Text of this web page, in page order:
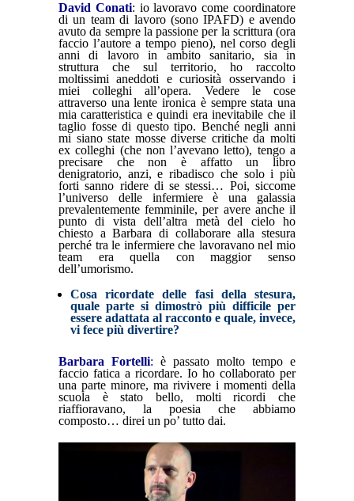
David Conati: io lavoravo come coordinatore
di un team di lavoro (sono IPAFD) e avendo
avuto da sempre la passione per la scrittura (ora
faccio l’autore a tempo pieno), nel corso degli
anni di lavoro in ambito sanitario, sia in
struttura che sul territorio, ho raccolto
moltissimi aneddoti e curiosità osservando i
miei colleghi all’opera. Vedere le cose
attraverso una lente ironica è sempre stata una
mia caratteristica e quindi era inevitabile che il
taglio fosse di questo tipo. Benché negli anni
mi siano state mosse diverse critiche da molti
ex colleghi (che non l’avevano letto), tengo a
precisare che non è affatto un libro
denigratorio, anzi, e ribadisco che solo i più
forti sanno ridere di se stessi… Poi, siccome
l’universo delle infermiere è una galassia
prevalentemente femminile, per avere anche il
punto di vista dell’altra metà del cielo ho
chiesto a Barbara di collaborare alla stesura
perché tra le infermiere che lavoravano nel mio
team era quella con maggior senso
dell’umorismo.
Cosa ricordate delle fasi della stesura,
quale parte si dimostrò più difficile per
essere adattata al racconto e quale, invece,
vi fece più divertire?
Barbara Fortelli: è passato molto tempo e
faccio fatica a ricordare. Io ho collaborato per
una parte minore, ma rivivere i momenti della
scuola è stato bello, molti ricordi che
riaffioravano, la poesia che abbiamo
composto… direi un po’ tutto dai.